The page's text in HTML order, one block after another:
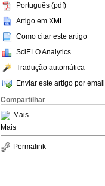
Português (pdf)
Artigo em XML
Como citar este artigo
SciELO Analytics
Tradução automática
Enviar este artigo por email
Compartilhar
Mais
Mais
Permalink